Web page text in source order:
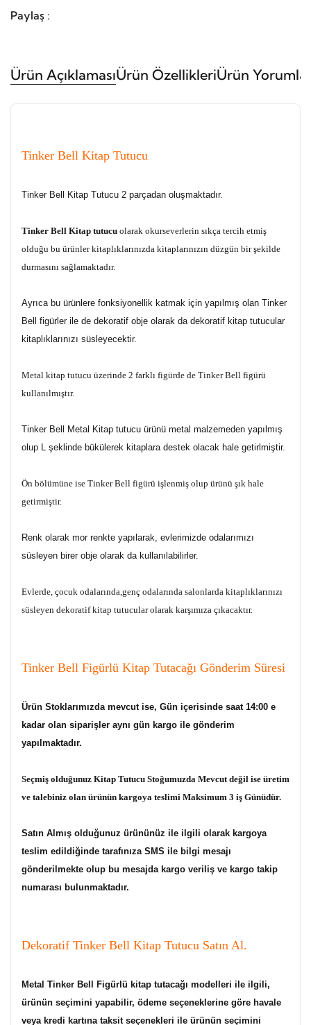
Paylaş :
Ürün AçıklamasıÜrün ÖzellikleriÜrün
Tinker Bell Kitap Tutucu
Tinker Bell Kitap Tutucu 2 parçadan oluşmaktadır.
Tinker Bell Kitap tutucu olarak okurseverlerin sıkça tercih etmiş
olduğu bu ürünler kitaplıklarınızda kitaplarınızın düzgün bir şekilde
durmasını sağlamaktadır.
Ayrıca bu ürünlere fonksiyonellik katmak için yapılmış olan Tinker
Bell figürler ile de dekoratif obje olarak da dekoratif kitap tutucular
kitaplıklarınızı süsleyecektir.
Metal kitap tutucu üzerinde 2 farklı figürde de Tinker Bell figürü
kullanılmıştır.
Tinker Bell Metal Kitap tutucu ürünü metal malzemeden yapılmış
olup L şeklinde bükülerek kitaplara destek olacak hale getirlmiştir.
Ön bölümüne ise Tinker Bell figürü işlenmiş olup ürünü şık hale
getirmiştir.
Renk olarak mor renkte yapılarak, evlerimizde odalarımızı
süsleyen birer obje olarak da kullanılabilirler.
Evlerde, çocuk odalarında,genç odalarında salonlarda kitaplıklarınızı
süsleyen dekoratif kitap tutucular olarak karşımıza çıkacaktır.
Tinker Bell Figürlü Kitap Tutacağı Gönderim Süresi
Ürün Stoklarımızda mevcut ise, Gün içerisinde saat 14:00 e
kadar olan siparişler aynı gün kargo ile gönderim
yapılmaktadır.
Seçmiş olduğunuz Kitap Tutucu Stoğumuzda Mevcut değil ise üretim
ve talebiniz olan ürünün kargoya teslimi Maksimum 3 iş Günüdür.
Satın Almış olduğunuz ürününüz ile ilgili olarak kargoya
teslim edildiğinde tarafınıza SMS ile bilgi mesajı
gönderilmekte olup bu mesajda kargo veriliş ve kargo takip
numarası bulunmaktadır.
Dekoratif Tinker Bell Kitap Tutucu Satın Al.
Metal Tinker Bell Figürlü kitap tutacağı modelleri ile ilgili,
ürünün seçimini yapabilir, ödeme seçeneklerine göre havale
veya kredi kartına taksit seçenekleri ile ürünün seçimini